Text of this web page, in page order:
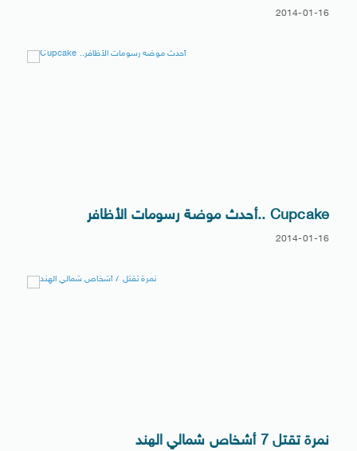
2014-01-16
Cupcake ..أحدث موضة رسومات الأظافر
2014-01-16
نمرة تقتل 7 أشخاص شمالي الهند